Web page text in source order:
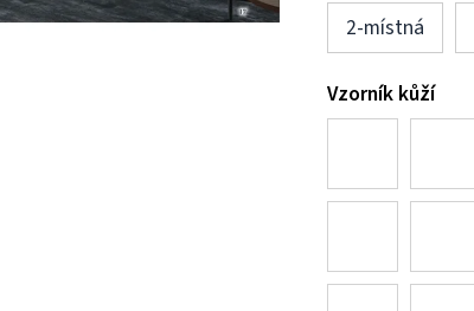
2-místná
Vzorník kůží